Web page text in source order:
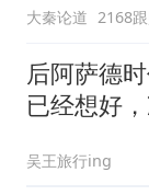
大秦论道 2168
后阿萨德
已经想好
吴王旅行ing